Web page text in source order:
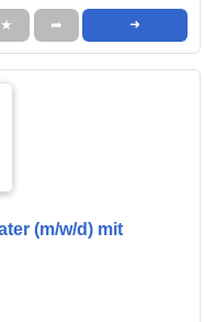
★ ➦ ➜
(m/w/d) mit